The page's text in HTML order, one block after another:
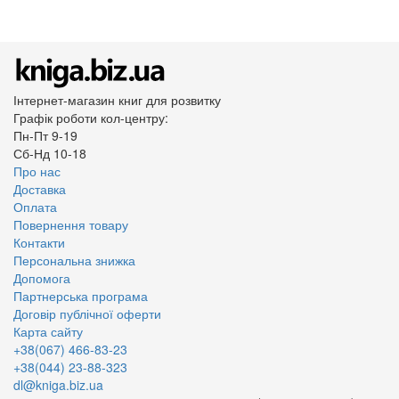
Інтернет-магазин книг для розвитку
Графік роботи кол-центру:
Пн-Пт 9-19
Сб-Нд 10-18
Про нас
Доставка
Оплата
Повернення товару
Контакти
Персональна знижка
Допомога
Партнерська програма
Договір публічної оферти
Карта сайту
+38(067) 466-83-23
+38(044) 23-88-323
dl@kniga.biz.ua